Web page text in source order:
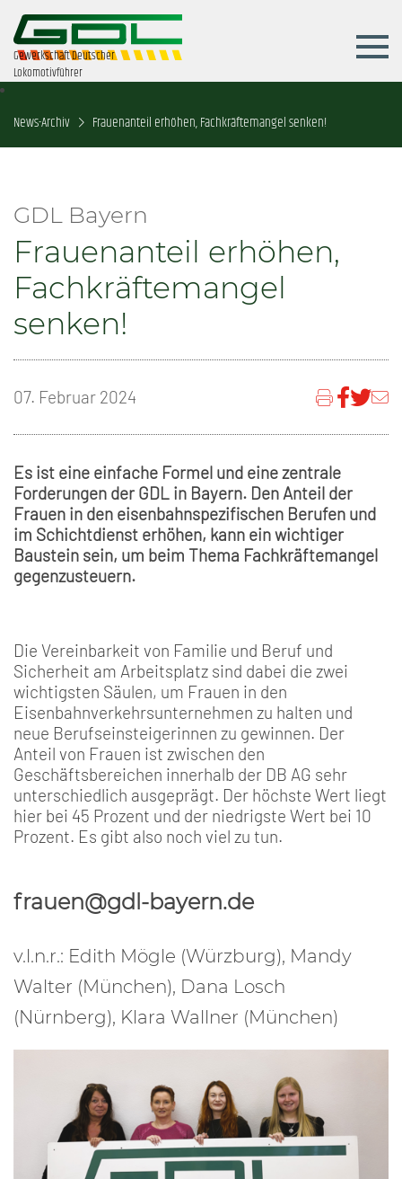
Gewerkschaft Deutscher
Lokomotivführer
News-Archiv Frauenanteil erhöhen, Fachkräftemangel senken!
GDL Bayern
Frauenanteil erhöhen,
Fachkräftemangel
senken!
07. Februar 2024
Es ist eine einfache Formel und eine zentrale
Forderungen der GDL in Bayern. Den Anteil der
Frauen in den eisenbahnspezifischen Berufen und
im Schichtdienst erhöhen, kann ein wichtiger
Baustein sein, um beim Thema Fachkräftemangel
gegenzusteuern.
Die Vereinbarkeit von Familie und Beruf und
Sicherheit am Arbeitsplatz sind dabei die zwei
wichtigsten Säulen, um Frauen in den
Eisenbahnverkehrsunternehmen zu halten und
neue Berufseinsteigerinnen zu gewinnen. Der
Anteil von Frauen ist zwischen den
Geschäftsbereichen innerhalb der DB AG sehr
unterschiedlich ausgeprägt. Der höchste Wert liegt
hier bei 45 Prozent und der niedrigste Wert bei 10
Prozent. Es gibt also noch viel zu tun.
frauen@gdl-bayern.de
v.l.n.r.: Edith Mögle (Würzburg), Mandy
Walter (München), Dana Losch
(Nürnberg), Klara Wallner (München)